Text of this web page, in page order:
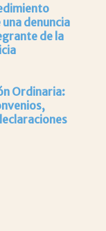
denuncia
de la
Ordinaria: